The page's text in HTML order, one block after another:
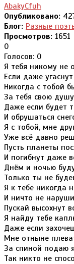
AbakyCfuh
Опубликовано:
Блог: Разные
Просмотров: 1651
0
Голосов: 0
Я тебя никому не
Если даже
Никогда с тобой
За тебя свою
Даже если будет
И обрушаться
Я с тобой, мне
Уже всё давно
Пусть планеты
И погибнут даже
Днём и ночью
Только ты не
Я к тебе никогда
И ничто не
Пускай высохнут
Я найду тебе
Даже если
Мне отныне
За спиной подаю
Так никто не